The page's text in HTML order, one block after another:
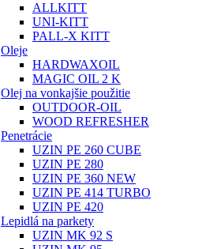
ALLKITT
UNI-KITT
PALL-X KITT
Oleje
HARDWAXOIL
MAGIC OIL 2 K
Olej na vonkajšie použitie
OUTDOOR-OIL
WOOD REFRESHER
Penetrácie
UZIN PE 260 CUBE
UZIN PE 280
UZIN PE 360 NEW
UZIN PE 414 TURBO
UZIN PE 420
Lepidlá na parkety
UZIN MK 92 S